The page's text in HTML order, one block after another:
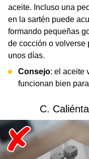
aceite. Incluso una
en la sartén puede
formando pequeñas
de cocción o volverse
unos días.
Consejo: el aceite
funcionan bien
C.